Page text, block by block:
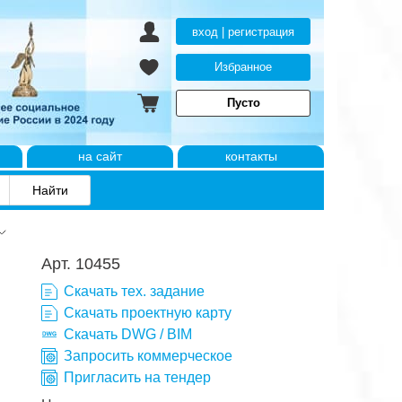
вход | регистрация
Избранное
Пусто
на сайт контакты
Арт. 10455
Скачать тех. задание
Скачать проектную карту
Скачать DWG / BIM
Запросить коммерческое
Пригласить на тендер